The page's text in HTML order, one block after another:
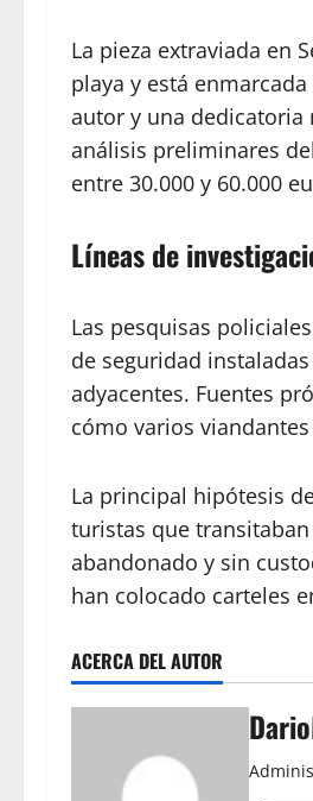
La pieza extraviada en
playa y está
autor y una dedicatoria
análisis preliminares
entre 30.000 y 60.000
Líneas de
Las pesquisas
de seguridad
adyacentes. Fuentes
cómo varios
La principal hipótesis
turistas que
abandonado y sin
han colocado carteles
ACERCA DEL AUTOR